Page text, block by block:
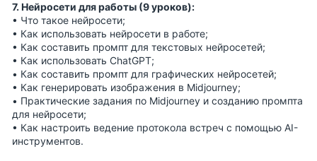
7. Нейросети для работы (9 уроков):
• Что такое нейросети;
• Как использовать нейросети в работе;
• Как составить промпт для текстовых нейросетей;
• Как использовать ChatGPT;
• Как составить промпт для графических нейросетей;
• Как генерировать изображения в Midjourney;
• Практические задания по Midjourney и созданию промпта
для нейросети;
• Как настроить ведение протокола встреч с помощью AI-
инструментов.